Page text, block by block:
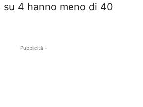
su 4 hanno meno di 40
- Pubblicità -